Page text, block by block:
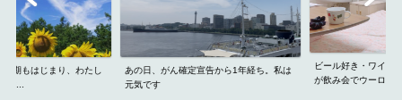
もはじまり、わたし
あの日、がん確定宣告から1年経ち。私は
元気です
ビール好き・ワイン好
が飲み会でウーロン...